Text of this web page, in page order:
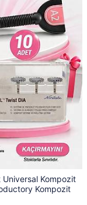
Kompozit
Kompozit